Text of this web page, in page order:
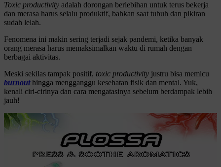
Toxic productivity adalah dorongan berlebihan untuk terus bekerja
dan merasa harus selalu produktif, bahkan saat tubuh dan pikiran
sudah lelah.
Fenomena ini makin sering terjadi sejak pandemi, ketika banyak
orang merasa harus memaksimalkan waktu di rumah dengan
berbagai aktivitas.
Meski sekilas tampak positif, toxic productivity justru bisa memicu
burnouthingga mengganggu kesehatan fisik dan mental. Yuk,
kenali ciri-cirinya dan cara mengatasinya sebelum berdampak lebih
jauh!